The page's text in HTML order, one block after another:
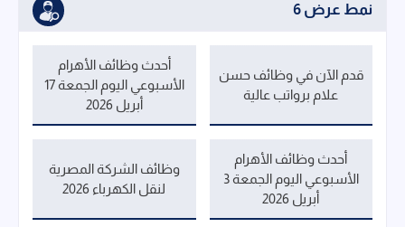
نمط عرض 6
قدم الآن في وظائف حسن
علام برواتب عالية
أحدث وظائف الأهرام
الأسبوعي اليوم الجمعة 17
أبريل 2026
أحدث وظائف الأهرام
الأسبوعي اليوم الجمعة 3
أبريل 2026
وظائف الشركة المصرية
لنقل الكهرباء 2026